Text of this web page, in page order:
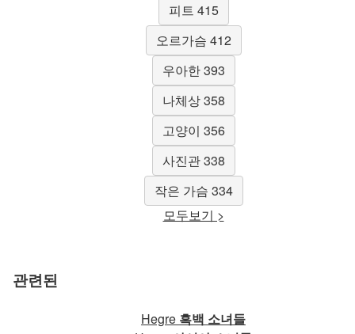
피트 415
오르가슴 412
우아한 393
나체상 358
고양이 356
사진관 338
작은 가슴 334
모두보기 >
관련된
Hegre 흑백 소녀들